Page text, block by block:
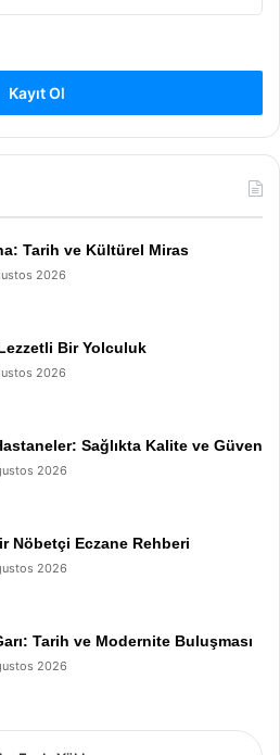
Kayıt Ol
Tarih ve Kültürel Miras
2026
Bir Yolculuk
2026
Sağlıkta Kalite ve Güven
2026
Nöbetçi Eczane Rehberi
2026
Tarih ve Modernite Buluşması
2026